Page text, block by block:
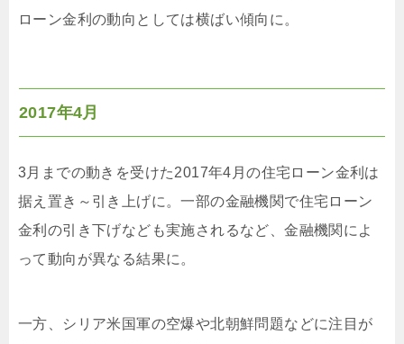
ローン金利の動向としては横ばい傾向に。
2017年4月
3月までの動きを受けた2017年4月の住宅ローン金利は
据え置き～引き上げに。一部の金融機関で住宅ローン
金利の引き下げなども実施されるなど、金融機関によ
って動向が異なる結果に。
一方、シリア米国軍の空爆や北朝鮮問題などに注目が